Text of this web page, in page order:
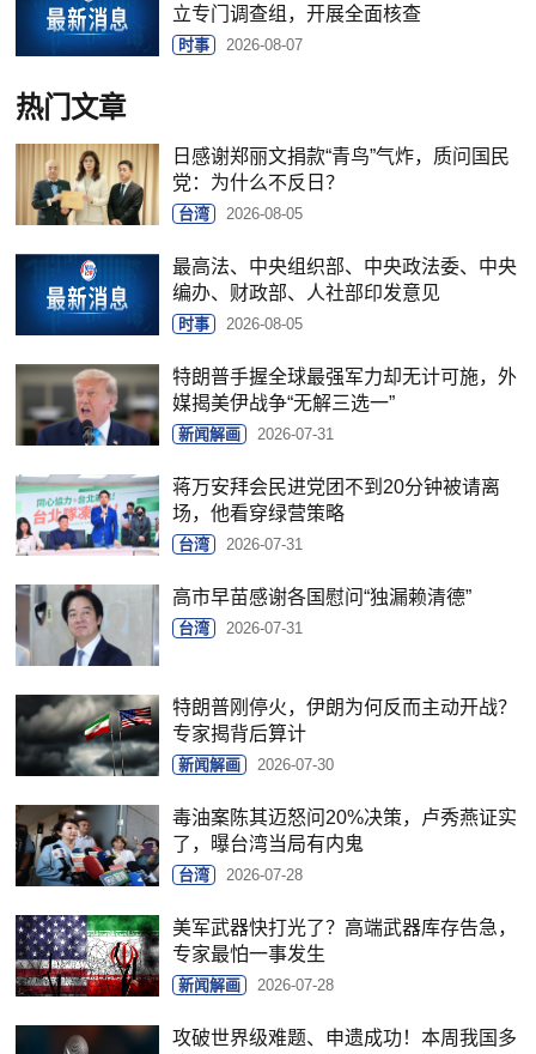
立专门调查组，开展全面核查
时事 2026-08-07
热门文章
日感谢郑丽文捐款“青鸟”气炸，质问国民
党：为什么不反日？
台湾 2026-08-05
最高法、中央组织部、中央政法委、中央
编办、财政部、人社部印发意见
时事 2026-08-05
特朗普手握全球最强军力却无计可施，外
媒揭美伊战争“无解三选一”
新闻解画 2026-07-31
蒋万安拜会民进党团不到20分钟被请离
场，他看穿绿营策略
台湾 2026-07-31
高市早苗感谢各国慰问“独漏赖清德”
台湾 2026-07-31
特朗普刚停火，伊朗为何反而主动开战？
专家揭背后算计
新闻解画 2026-07-30
毒油案陈其迈怒问20%决策，卢秀燕证实
了，曝台湾当局有内鬼
台湾 2026-07-28
美军武器快打光了？高端武器库存告急，
专家最怕一事发生
新闻解画 2026-07-28
攻破世界级难题、申遗成功！本周我国多